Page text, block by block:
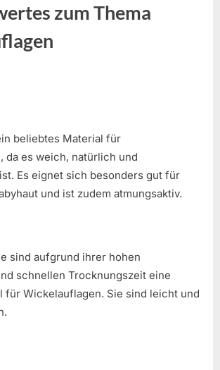
zum Thema
beliebtes Material für
da es weich, natürlich und
Es eignet sich besonders gut für
und ist zudem atmungsaktiv.
sind aufgrund ihrer hohen
schnellen Trocknungszeit eine
für Wickelauflagen. Sie sind leicht und